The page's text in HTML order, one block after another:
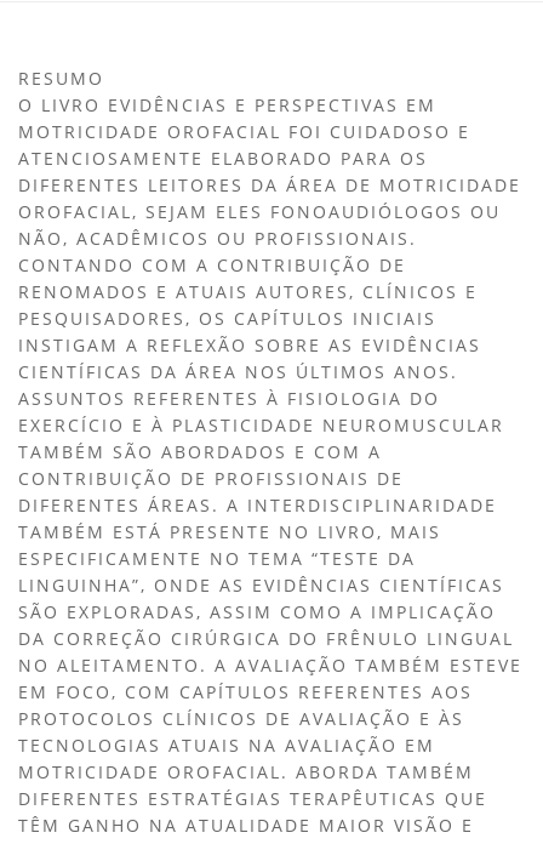
RESUMO
O LIVRO EVIDÊNCIAS E PERSPECTIVAS EM
MOTRICIDADE OROFACIAL FOI CUIDADOSO E
ATENCIOSAMENTE ELABORADO PARA OS
DIFERENTES LEITORES DA ÁREA DE MOTRICIDADE
OROFACIAL, SEJAM ELES FONOAUDIÓLOGOS OU
NÃO, ACADÊMICOS OU PROFISSIONAIS.
CONTANDO COM A CONTRIBUIÇÃO DE
RENOMADOS E ATUAIS AUTORES, CLÍNICOS E
PESQUISADORES, OS CAPÍTULOS INICIAIS
INSTIGAM A REFLEXÃO SOBRE AS EVIDÊNCIAS
CIENTÍFICAS DA ÁREA NOS ÚLTIMOS ANOS.
ASSUNTOS REFERENTES À FISIOLOGIA DO
EXERCÍCIO E À PLASTICIDADE NEUROMUSCULAR
TAMBÉM SÃO ABORDADOS E COM A
CONTRIBUIÇÃO DE PROFISSIONAIS DE
DIFERENTES ÁREAS. A INTERDISCIPLINARIDADE
TAMBÉM ESTÁ PRESENTE NO LIVRO, MAIS
ESPECIFICAMENTE NO TEMA “TESTE DA
LINGUINHA”, ONDE AS EVIDÊNCIAS CIENTÍFICAS
SÃO EXPLORADAS, ASSIM COMO A IMPLICAÇÃO
DA CORREÇÃO CIRÚRGICA DO FRÊNULO LINGUAL
NO ALEITAMENTO. A AVALIAÇÃO TAMBÉM ESTEVE
EM FOCO, COM CAPÍTULOS REFERENTES AOS
PROTOCOLOS CLÍNICOS DE AVALIAÇÃO E ÀS
TECNOLOGIAS ATUAIS NA AVALIAÇÃO EM
MOTRICIDADE OROFACIAL. ABORDA TAMBÉM
DIFERENTES ESTRATÉGIAS TERAPÊUTICAS QUE
TÊM GANHO NA ATUALIDADE MAIOR VISÃO E